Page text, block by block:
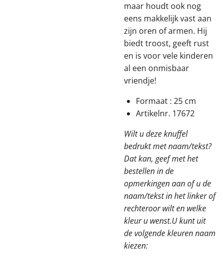
maar houdt ook nog
eens makkelijk vast aan
zijn oren of armen. Hij
biedt troost, geeft rust
en is voor vele kinderen
al een onmisbaar
vriendje!
Formaat : 25 cm
Artikelnr. 17672
Wilt u deze knuffel
bedrukt met naam/tekst?
Dat kan, geef met het
bestellen in de
opmerkingen aan of u de
naam/tekst in het linker of
rechteroor wilt en welke
kleur u wenst.U kunt uit
de volgende kleuren naam
kiezen: